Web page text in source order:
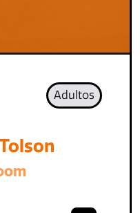
Adultos